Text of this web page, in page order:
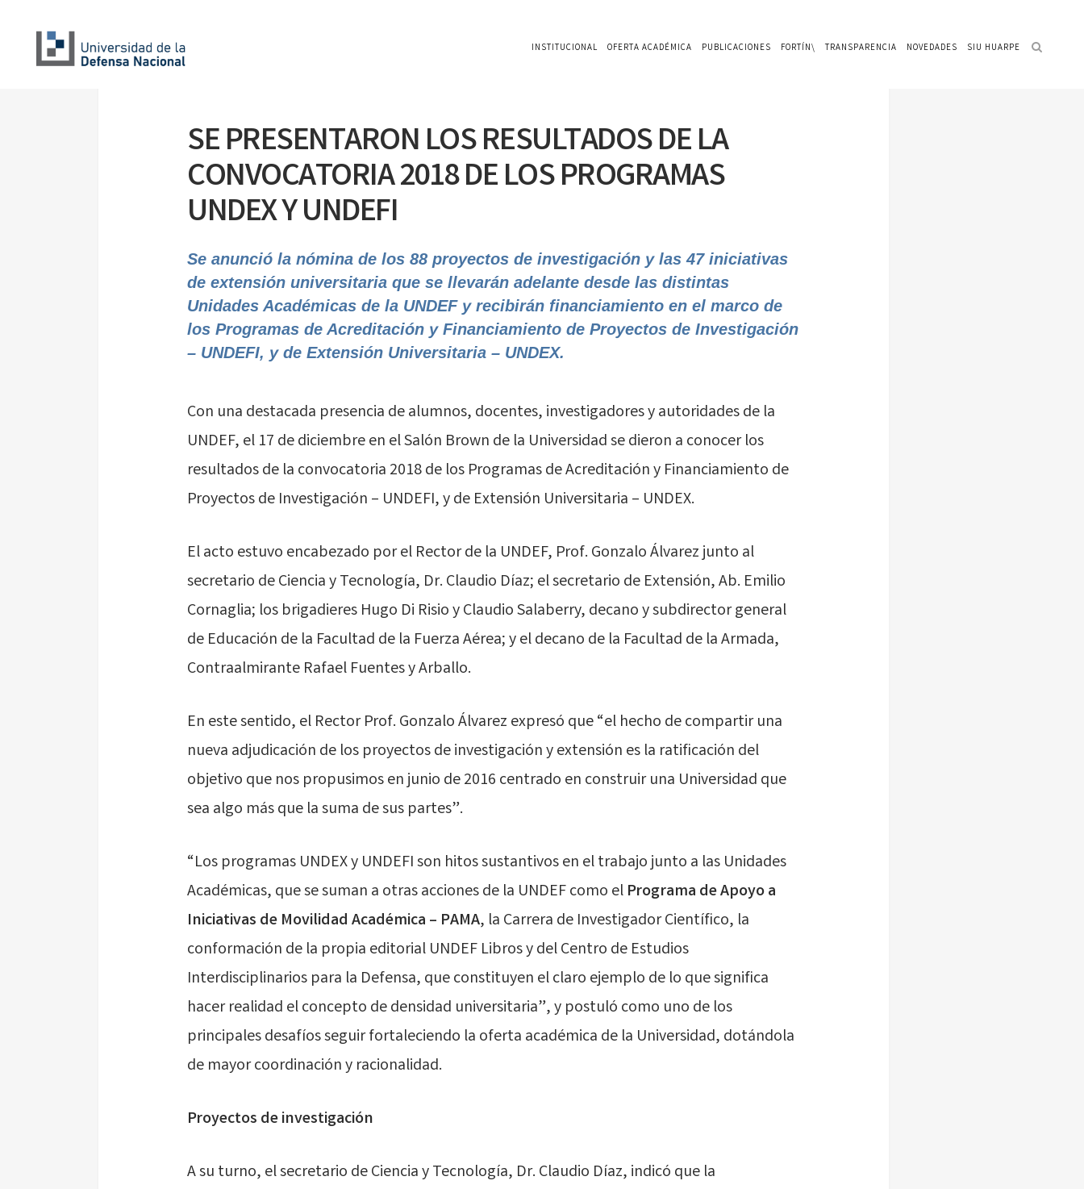
INSTITUCIONAL OFERTA ACADÉMICA PUBLICACIONES FORTÍN\ TRANSPARENCIA NOVEDADES SIU HUARPE
SE PRESENTARON LOS RESULTADOS DE LA
CONVOCATORIA 2018 DE LOS PROGRAMAS
UNDEX Y UNDEFI
Se anunció la nómina de los 88 proyectos de investigación y las 47 iniciativas
de extensión universitaria que se llevarán adelante desde las distintas
Unidades Académicas de la UNDEF y recibirán financiamiento en el marco de
los Programas de Acreditación y Financiamiento de Proyectos de Investigación
– UNDEFI, y de Extensión Universitaria – UNDEX.
Con una destacada presencia de alumnos, docentes, investigadores y autoridades de la
UNDEF, el 17 de diciembre en el Salón Brown de la Universidad se dieron a conocer los
resultados de la convocatoria 2018 de los Programas de Acreditación y Financiamiento de
Proyectos de Investigación – UNDEFI, y de Extensión Universitaria – UNDEX.
El acto estuvo encabezado por el Rector de la UNDEF, Prof. Gonzalo Álvarez junto al
secretario de Ciencia y Tecnología, Dr. Claudio Díaz; el secretario de Extensión, Ab. Emilio
Cornaglia; los brigadieres Hugo Di Risio y Claudio Salaberry, decano y subdirector general
de Educación de la Facultad de la Fuerza Aérea; y el decano de la Facultad de la Armada,
Contraalmirante Rafael Fuentes y Arballo.
En este sentido, el Rector Prof. Gonzalo Álvarez expresó que “el hecho de compartir una
nueva adjudicación de los proyectos de investigación y extensión es la ratificación del
objetivo que nos propusimos en junio de 2016 centrado en construir una Universidad que
sea algo más que la suma de sus partes”.
“Los programas UNDEX y UNDEFI son hitos sustantivos en el trabajo junto a las Unidades
Académicas, que se suman a otras acciones de la UNDEF como el Programa de Apoyo a
Iniciativas de Movilidad Académica – PAMA, la Carrera de Investigador Científico, la
conformación de la propia editorial UNDEF Libros y del Centro de Estudios
Interdisciplinarios para la Defensa, que constituyen el claro ejemplo de lo que significa
hacer realidad el concepto de densidad universitaria”, y postuló como uno de los
principales desafíos seguir fortaleciendo la oferta académica de la Universidad, dotándola
de mayor coordinación y racionalidad.
Proyectos de investigación
A su turno, el secretario de Ciencia y Tecnología, Dr. Claudio Díaz, indicó que la